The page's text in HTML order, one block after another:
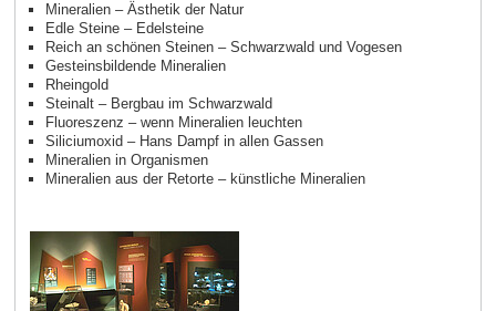
Mineralien – Ästhetik der Natur
Edle Steine – Edelsteine
Reich an schönen Steinen – Schwarzwald und Vogesen
Gesteinsbildende Mineralien
Rheingold
Steinalt – Bergbau im Schwarzwald
Fluoreszenz – wenn Mineralien leuchten
Siliciumoxid – Hans Dampf in allen Gassen
Mineralien in Organismen
Mineralien aus der Retorte – künstliche Mineralien